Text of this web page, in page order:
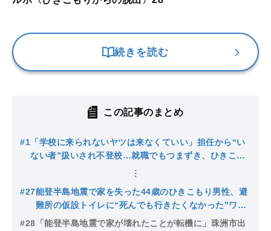
続きを読む
この記事のまとめ
#1 「学校に来られないヤツは来なくていい」担任から“い
ない者”扱いされ不登校…就職でもつまずき、ひきこも
りに。親に「働かないなら家から出ていけ！」と言わ
#27能登半島地震で家を失った44歳のひきこもり男性、避
難所の仮設トイレに“死んでも行きたくなかった”ワ
ケ…「正義なんかこの世にないんだと思った」
#28 「能登半島地震で家が壊れたことが転機に」珠洲市出